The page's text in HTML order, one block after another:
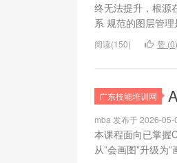
终无法提升，根源
系 规范的图层管
阅读(150) 赞 (0)
广东技能培训网
mba 发布于 2026-05-
本课程面向已掌握
从”会画图”升级为